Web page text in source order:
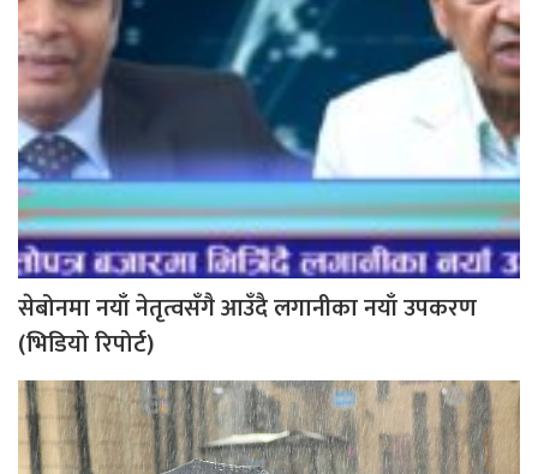
सेबोनमा नयाँ नेतृत्वसँगै आउँदै लगानीका नयाँ उपकरण
(भिडियो रिपोर्ट)